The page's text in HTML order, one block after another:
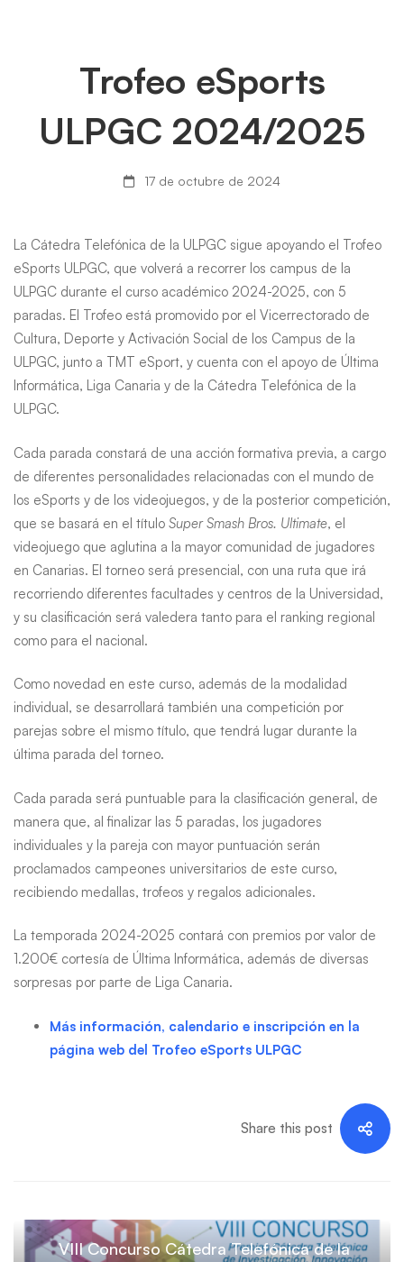
Trofeo
eSports
ULPGC
2024/2025
Trofeo eSports
ULPGC 2024/2025
17 de octubre de 2024
La Cátedra Telefónica de la ULPGC sigue apoyando el Trofeo
eSports ULPGC, que volverá a recorrer los campus de la
ULPGC durante el curso académico 2024-2025, con 5
paradas. El Trofeo está promovido por el Vicerrectorado de
Cultura, Deporte y Activación Social de los Campus de la
ULPGC, junto a TMT eSport, y cuenta con el apoyo de Última
Informática, Liga Canaria y de la Cátedra Telefónica de la
ULPGC.
Cada parada constará de una acción formativa previa, a cargo
de diferentes personalidades relacionadas con el mundo de
los eSports y de los videojuegos, y de la posterior competición,
que se basará en el título Super Smash Bros. Ultimate, el
videojuego que aglutina a la mayor comunidad de jugadores
en Canarias. El torneo será presencial, con una ruta que irá
recorriendo diferentes facultades y centros de la Universidad,
y su clasificación será valedera tanto para el ranking regional
como para el nacional.
Como novedad en este curso, además de la modalidad
individual, se desarrollará también una competición por
parejas sobre el mismo título, que tendrá lugar durante la
última parada del torneo.
Cada parada será puntuable para la clasificación general, de
manera que, al finalizar las 5 paradas, los jugadores
individuales y la pareja con mayor puntuación serán
proclamados campeones universitarios de este curso,
recibiendo medallas, trofeos y regalos adicionales.
La temporada 2024-2025 contará con premios por valor de
1.200€ cortesía de Última Informática, además de diversas
sorpresas por parte de Liga Canaria.
Más información, calendario e inscripción en la
página web del Trofeo eSports ULPGC
Share this post
VIII Concurso Cátedra Telefónica de la